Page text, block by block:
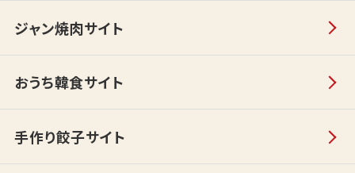
ジャン焼肉サイト
おうち韓食サイト
手作り餃子サイト